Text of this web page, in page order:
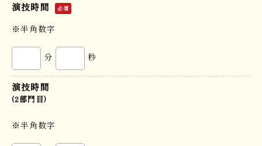
演技時間 必須
※半角数字
分 秒
演技時間
(2部門目)
※半角数字